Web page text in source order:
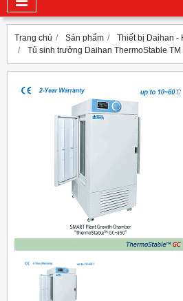
Trang chủ Sản phẩm
Thiết bị Daihan -
Tủ sinh trưởng Daihan ThermoStable TM